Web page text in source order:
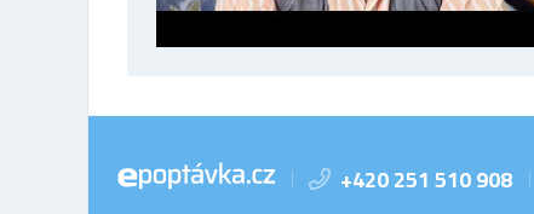
| +420 251 510 908 |